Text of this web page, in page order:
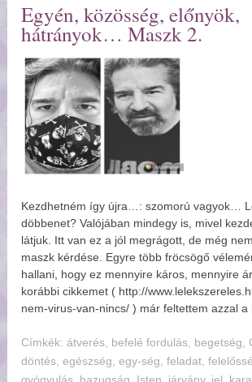
Egyén, közösség, előnyök,
hátrányok… Maszk 2.
Kezdhetném így újra…: szomorú vagyok…
döbbenet? Valójában mindegy is, mivel
látjuk. Itt van ez a jól megrágott, de még
maszk kérdése. Egyre több fröcsögő
hallani, hogy ez mennyire káros, mennyire
korábbi cikkemet ( http://
nem-virus-van-nincs/ ) már feltettem azzal
Címkék:tverés, befelé fordulás, begetség,
döntés,egészség,egy-ség,feladat,